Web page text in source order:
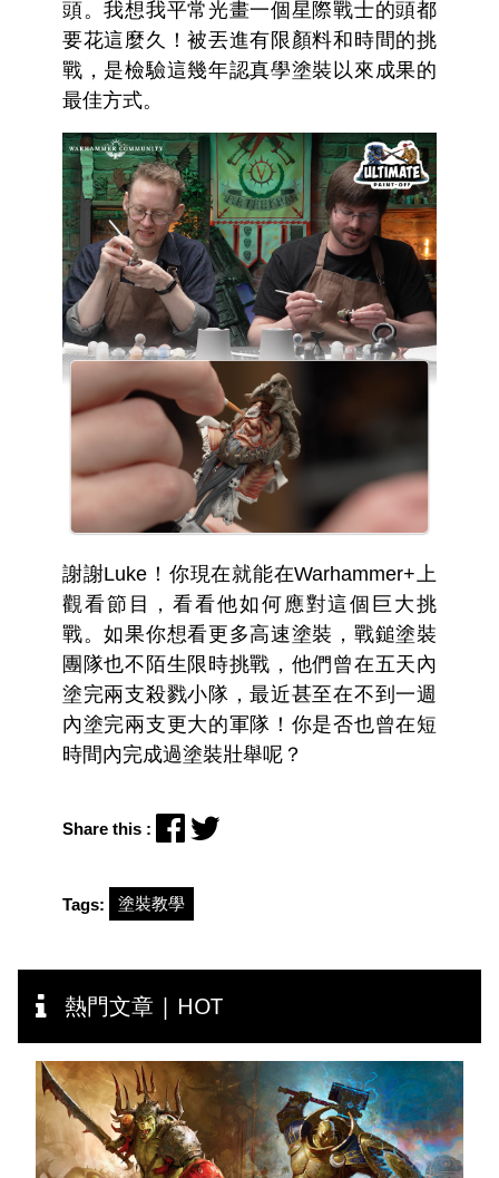
頭。我想我平常光畫一個星際戰士的頭都
要花這麼久！被丟進有限顏料和時間的挑
戰，是檢驗這幾年認真學塗裝以來成果的
最佳方式。
謝謝Luke！你現在就能在Warhammer+上
觀看節目，看看他如何應對這個巨大挑
戰。如果你想看更多高速塗裝，戰鎚塗裝
團隊也不陌生限時挑戰，他們曾在五天內
塗完兩支殺戮小隊，最近甚至在不到一週
內塗完兩支更大的軍隊！你是否也曾在短
時間內完成過塗裝壯舉呢？
Share this :
Tags: 塗裝教學
熱門文章 | HOT